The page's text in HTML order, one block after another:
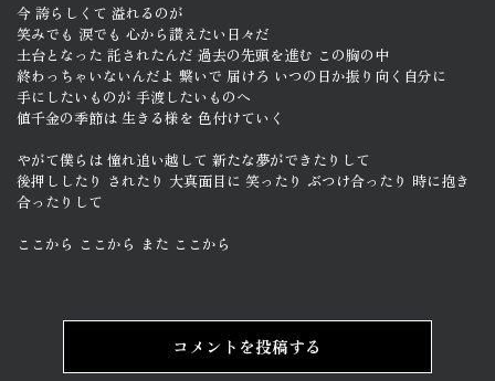
今 誇らしくて 溢れるのが
笑みでも 涙でも 心から讃えたい日々だ
土台となった 託されたんだ 過去の先頭を進む この胸の中
終わっちゃいないんだよ 繋いで 届けろ いつの日か振り向く自分に
手にしたいものが 手渡したいものへ
値千金の季節は 生きる様を 色付けていく
やがて僕らは 憧れ追い越して 新たな夢ができたりして
後押ししたり されたり 大真面目に 笑ったり ぶつけ合ったり 時に抱き
合ったりして
ここから ここから また ここから
コメントを投稿する